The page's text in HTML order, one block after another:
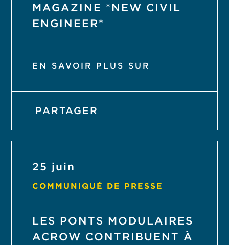
MAGAZINE *NEW CIVIL
ENGINEER*
EN SAVOIR PLUS SUR
PARTAGER
25 juin
COMMUNIQUÉ DE PRESSE
LES PONTS MODULAIRES
ACROW CONTRIBUENT À